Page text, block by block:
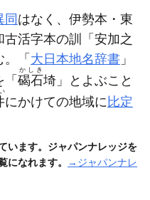
同 はなく、伊勢本・東
活字本の訓「安加之
「 大日本地名辞書 」
碣石
かしき
埼」とよぶこと
にかけての地域に 比定
います。ジャパンナレッジを
になれます。
→ジャパンナレ